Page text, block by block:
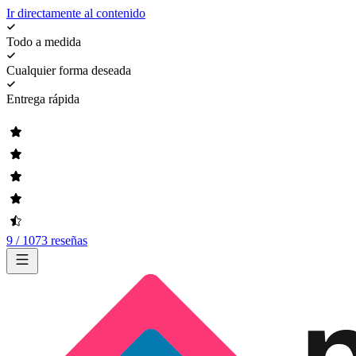
Ir directamente al contenido
Todo a medida
Cualquier forma deseada
Entrega rápida
9 / 1073 reseñas